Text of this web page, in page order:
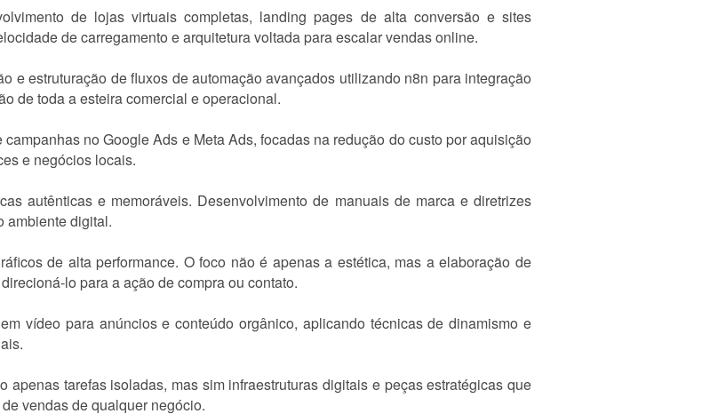
de lojas virtuais completas, landing pages de alta conversão e sites
de carregamento e arquitetura voltada para escalar vendas online.
e estruturação de fluxos de automação avançados utilizando n8n para integração
de toda a esteira comercial e operacional.
no Google Ads e Meta Ads, focadas na redução do custo por aquisição
e negócios locais.
autênticas e memoráveis. Desenvolvimento de manuais de marca e diretrizes
ambiente digital.
de alta performance. O foco não é apenas a estética, mas a elaboração de
lo para a ação de compra ou contato.
vídeo para anúncios e conteúdo orgânico, aplicando técnicas de dinamismo e
apenas tarefas isoladas, mas sim infraestruturas digitais e peças estratégicas que
vendas de qualquer negócio.